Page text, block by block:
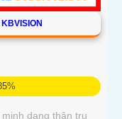
dạng thân trụ